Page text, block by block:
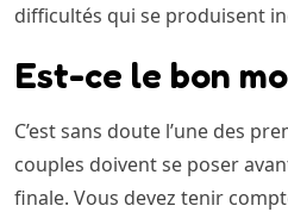
difficultés qui se produisent
Est-ce le bon
C’est sans doute l’une des
couples doivent se poser
finale. Vous devez tenir